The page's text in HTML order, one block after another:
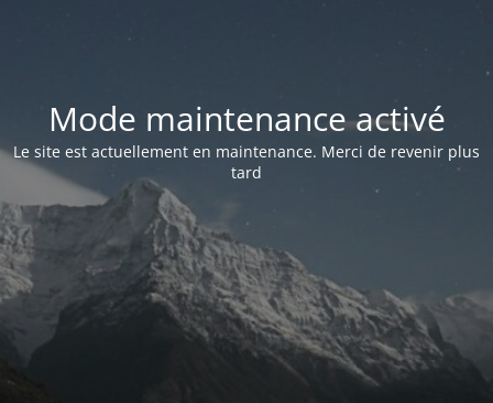
Mode maintenance activé
Le site est actuellement en maintenance. Merci de revenir plus
tard